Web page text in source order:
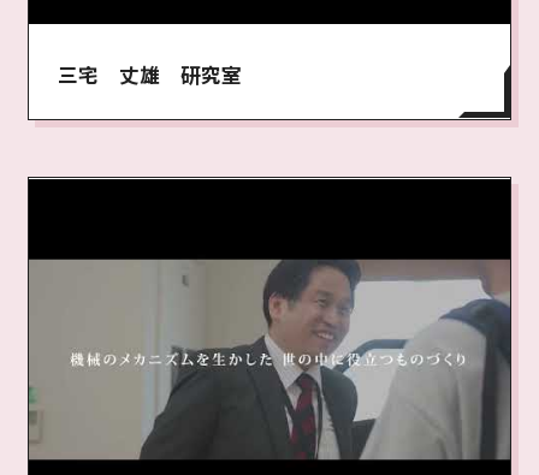
三宅 丈雄 研究室